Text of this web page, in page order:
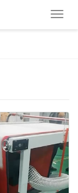
导